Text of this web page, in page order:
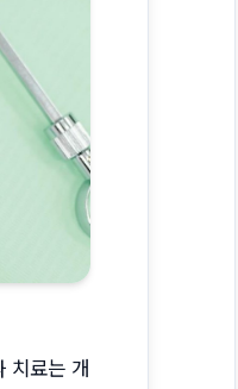
치료는 개